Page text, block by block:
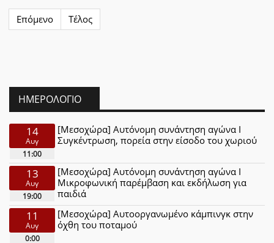
Επόμενο Τέλος
ΗΜΕΡΟΛΌΓΙΟ
14
Αυγ
11:00
[Μεσοχώρα] Αυτόνομη συνάντηση αγώνα Ι
Συγκέντρωση, πορεία στην είσοδο του χωριού
13
Αυγ
19:00
[Μεσοχώρα] Αυτόνομη συνάντηση αγώνα Ι
Μικροφωνική παρέμβαση και εκδήλωση για
παιδιά
11
Αυγ
0:00
[Μεσοχώρα] Αυτοοργανωμένο κάμπινγκ στην
όχθη του ποταμού